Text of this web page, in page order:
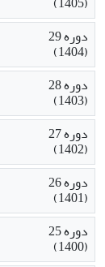
دوره 29
(1404)
دوره 28
(1403)
دوره 27
(1402)
دوره 26
(1401)
دوره 25
(1400)